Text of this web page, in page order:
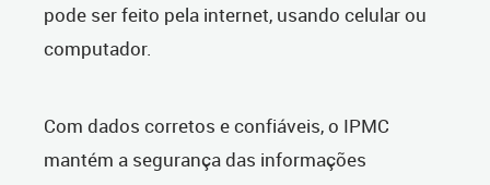
pode ser feito pela internet, usando celular ou
computador.
Com dados corretos e confiáveis, o IPMC
mantém a segurança das informações